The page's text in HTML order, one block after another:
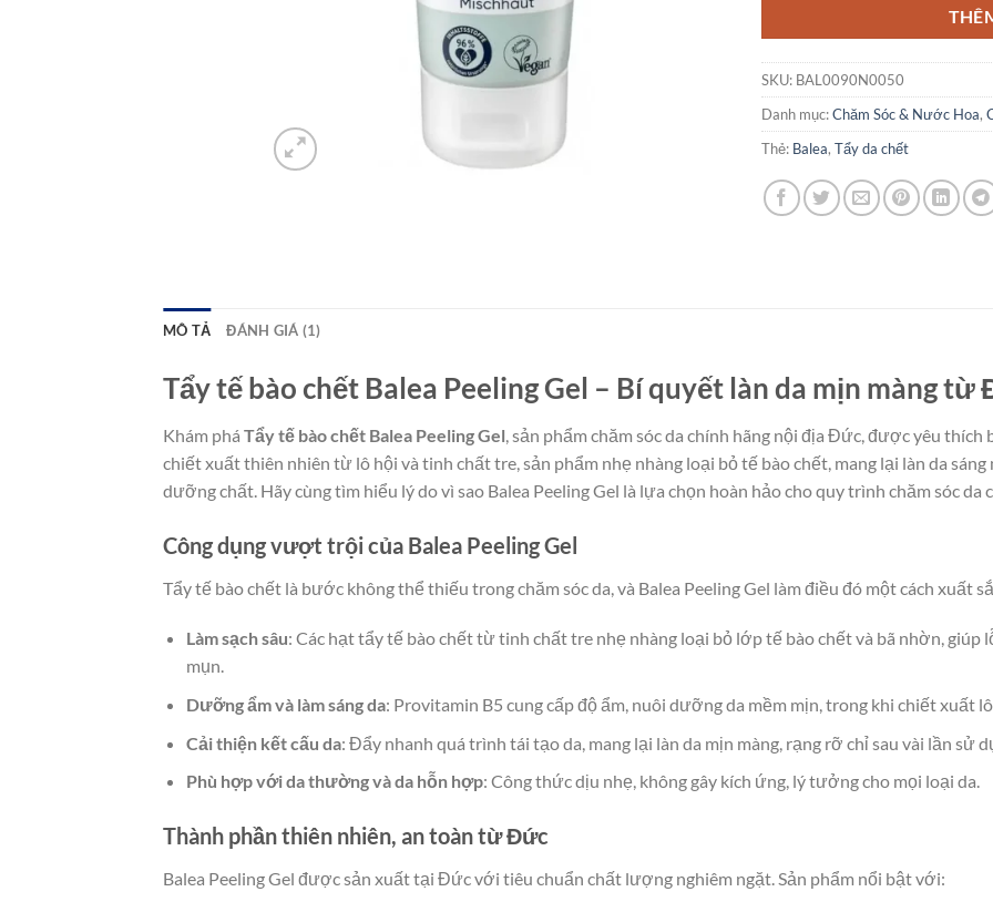
SKU: BAL0090N0050
Danh mục:Chăm Sóc & Nước Hoa,
Thẻ: Balea, Tẩy da chết
MÔ TẢ ĐÁNH GIÁ (1)
Tẩy tế bào chết Balea Peeling Gel – Bí quyết làn da mịn màng từ
Khám phá Tẩy tế bào chết Balea Peeling Gel, sản phẩm chăm sóc da chính hãng nội địa Đức, được yêu
chiết xuất thiên nhiên từ lô hội và tinh chất tre, sản phẩm nhẹ nhàng loại bỏ tế bào chết, mang lại làn da
dưỡng chất. Hãy cùng tìm hiểu lý do vì sao Balea Peeling Gel là lựa chọn hoàn hảo cho quy trình chăm sóc da
Công dụng vượt trội của Balea Peeling Gel
Tẩy tế bào chết là bước không thể thiếu trong chăm sóc da, và Balea Peeling Gel làm điều đó một cách xuất
Làm sạch sâu: Các hạt tẩy tế bào chết từ tinh chất tre nhẹ nhàng loại bỏ lớp tế bào chết và bã nhờn, giúp
mụn.
Dưỡng ẩm và làm sáng da: Provitamin B5 cung cấp độ ẩm, nuôi dưỡng da mềm mịn, trong khi chiết xuất
Cải thiện kết cấu da: Đẩy nhanh quá trình tái tạo da, mang lại làn da mịn màng, rạng rỡ chỉ sau vài lần sử
Phù hợp với da thường và da hỗn hợp: Công thức dịu nhẹ, không gây kích ứng, lý tưởng cho mọi loại da.
Thành phần thiên nhiên, an toàn từ Đức
Balea Peeling Gel được sản xuất tại Đức với tiêu chuẩn chất lượng nghiêm ngặt. Sản phẩm nổi bật với: